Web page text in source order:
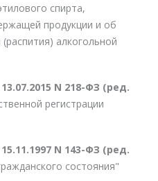
спирта,
продукции и об
алкогольной
N 218-ФЗ (ред.
регистрации
N 143-ФЗ (ред.
состояния"